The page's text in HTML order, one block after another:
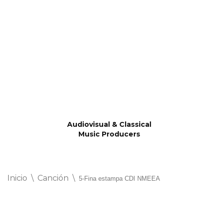
Audiovisual & Classical
Music Producers
Inicio \ Canción \ 5-Fina estampa CDI NMEEA